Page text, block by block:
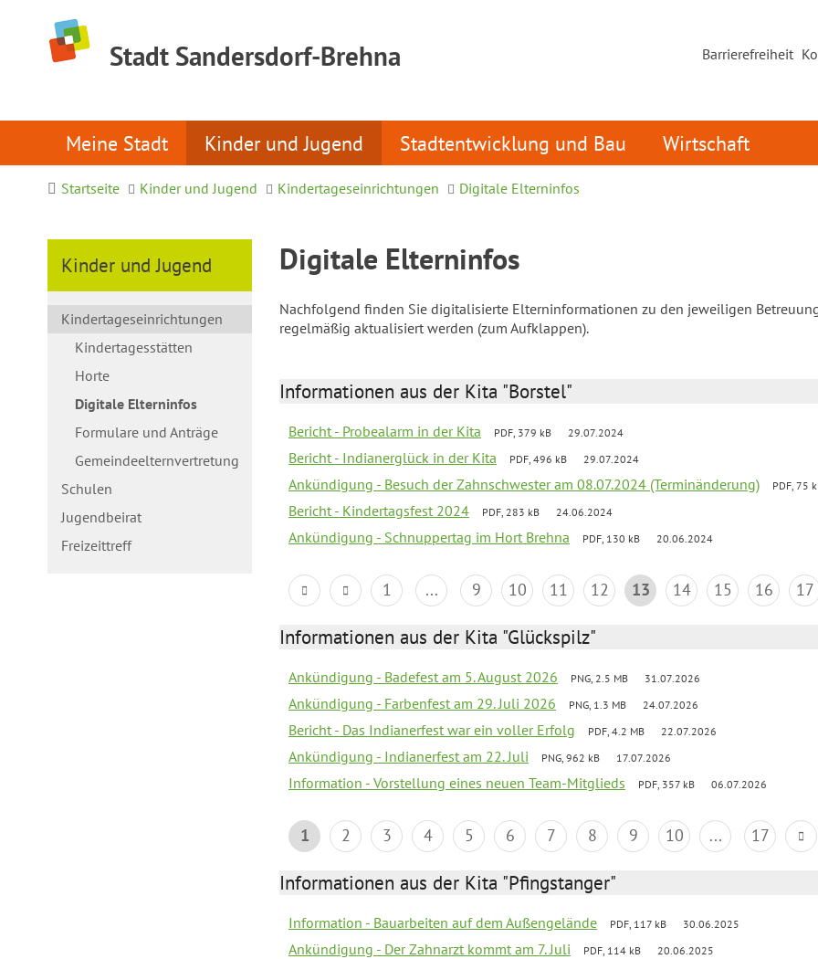
Stadt Sandersdorf-Brehna Barrierefreiheit
Meine Stadt Kinder und Jugend Stadtentwicklung und Bau Wirtschaft
Startseite Kinder und Jugend Kindertageseinrichtungen Digitale Elterninfos
Kinder und Jugend
Kindertageseinrichtungen
Kindertagesstätten
Horte
Digitale Elterninfos
Formulare und Anträge
Gemeindeelternvertretung
Schulen
Jugendbeirat
Freizeittreff
Digitale Elterninfos
Nachfolgend finden Sie digitalisierte Elterninformationen zu den jeweiligen
regelmäßig aktualisiert werden (zum Aufklappen).
Informationen aus der Kita "Borstel"
Bericht - Probealarm in der Kita PDF, 379 kB 29.07.2024
Bericht - Indianerglück in der Kita PDF, 496 kB 29.07.2024
Ankündigung - Besuch der Zahnschwester am 08.07.2024 (Terminänderung) PDF, 75
Bericht - Kindertagsfest 2024 PDF, 283 kB 24.06.2024
Ankündigung - Schnuppertag im Hort Brehna PDF, 130 kB 20.06.2024
1 ... 9 10 11 12 13 14 15 16 17
Informationen aus der Kita "Glückspilz"
Ankündigung - Badefest am 5. August 2026 PNG, 2.5 MB 31.07.2026
Ankündigung - Farbenfest am 29. Juli 2026 PNG, 1.3 MB 24.07.2026
Bericht - Das Indianerfest war ein voller Erfolg PDF, 4.2 MB 22.07.2026
Ankündigung - Indianerfest am 22. Juli PNG, 962 kB 17.07.2026
Information - Vorstellung eines neuen Team-Mitglieds PDF, 357 kB 06.07.2026
1 2 3 4 5 6 7 8 9 10 ... 17
Informationen aus der Kita "Pfingstanger"
Information - Bauarbeiten auf dem Außengelände PDF, 117 kB 30.06.2025
Ankündigung - Der Zahnarzt kommt am 7. Juli PDF, 114 kB 20.06.2025